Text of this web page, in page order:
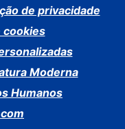
de privacidade
cookies
Moderna
Humanos